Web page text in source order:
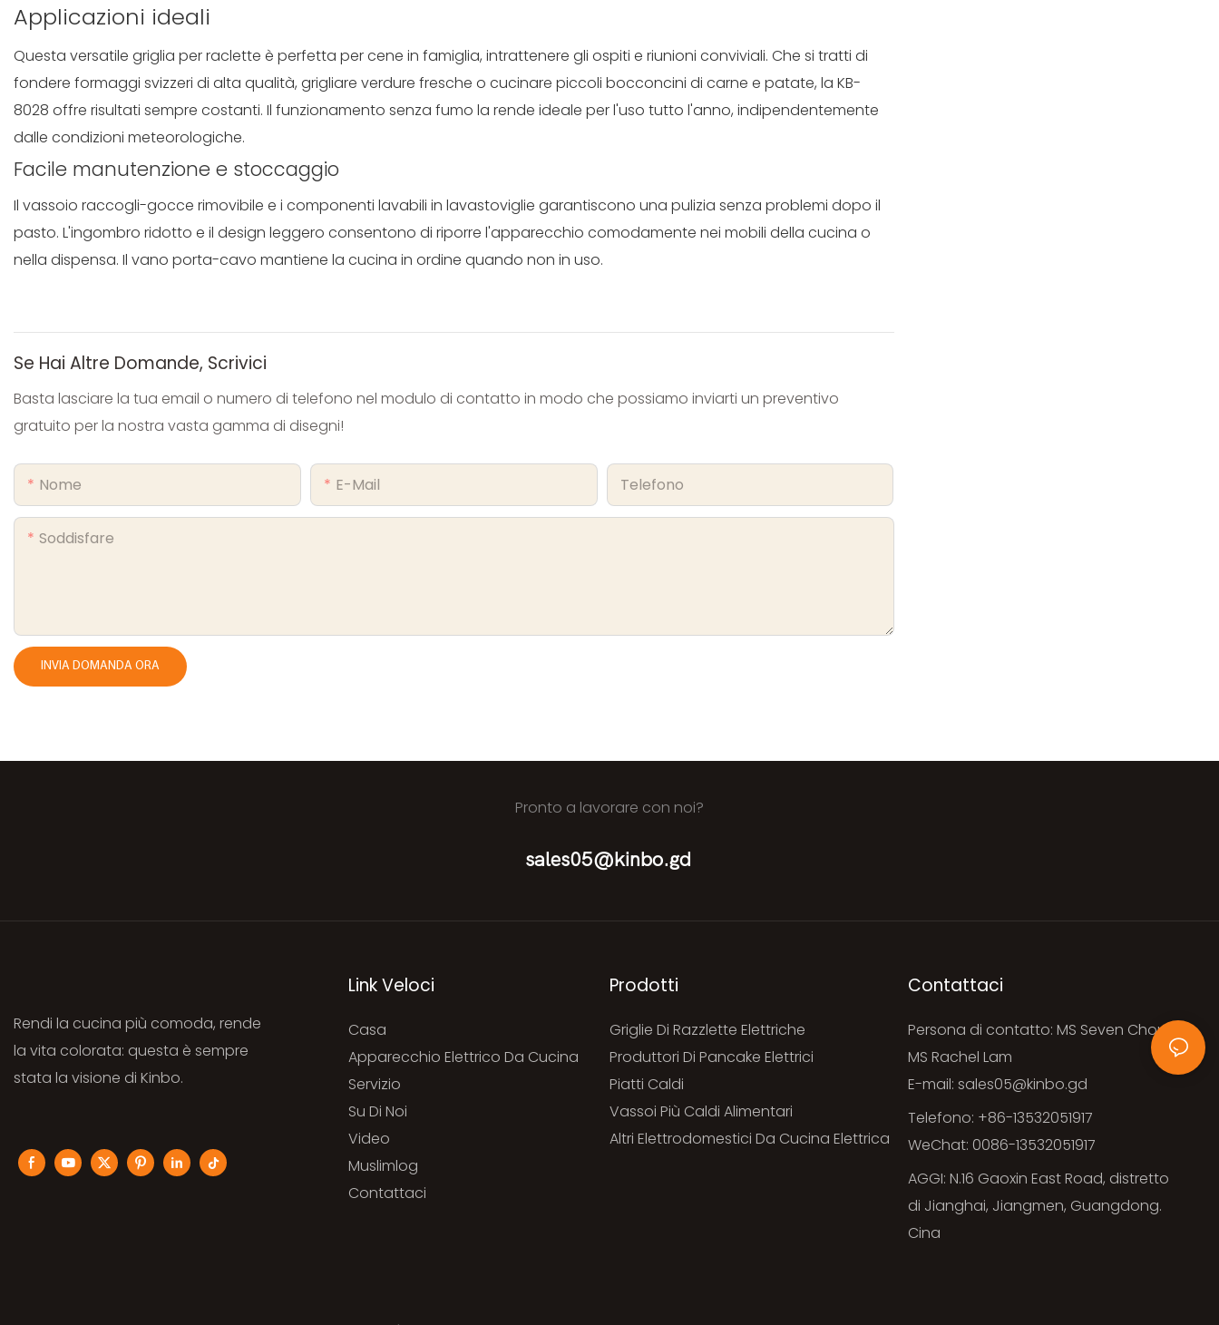
Applicazioni ideali
Questa versatile griglia per raclette è perfetta per cene in famiglia, intrattenere gli ospiti e riunioni conviviali. Che si tratti di
fondere formaggi svizzeri di alta qualità, grigliare verdure fresche o cucinare piccoli bocconcini di carne e patate, la KB-
8028 offre risultati sempre costanti. Il funzionamento senza fumo la rende ideale per l'uso tutto l'anno, indipendentemente
dalle condizioni meteorologiche.
Facile manutenzione e stoccaggio
Il vassoio raccogli-gocce rimovibile e i componenti lavabili in lavastoviglie garantiscono una pulizia senza problemi dopo il
pasto. L'ingombro ridotto e il design leggero consentono di riporre l'apparecchio comodamente nei mobili della cucina o
nella dispensa. Il vano porta-cavo mantiene la cucina in ordine quando non in uso.
Se Hai Altre Domande, Scrivici
Basta lasciare la tua email o numero di telefono nel modulo di contatto in modo che possiamo inviarti un preventivo
gratuito per la nostra vasta gamma di disegni!
Nome E-Mail Telefono
Soddisfare
INVIA DOMANDA ORA
Pronto a lavorare con noi?
sales05@kinbo.gd
Rendi la cucina più comoda, rende
la vita colorata: questa è sempre
stata la visione di Kinbo.
Link Veloci
Casa
Apparecchio Elettrico Da Cucina
Servizio
Su Di Noi
Video
Muslimlog
Contattaci
Prodotti
Griglie Di Razzlette Elettriche
Produttori Di Pancake Elettrici
Piatti Caldi
Vassoi Più Caldi Alimentari
Altri Elettrodomestici Da Cucina Elettrica
Contattaci
Persona di contatto: MS Seven Chou &
MS Rachel Lam
E-mail: sales05@kinbo.gd
Telefono: +86-13532051917
WeChat: 0086-13532051917
AGGI: N.16 Gaoxin East Road, distretto
di Jianghai, Jiangmen, Guangdong.
Cina